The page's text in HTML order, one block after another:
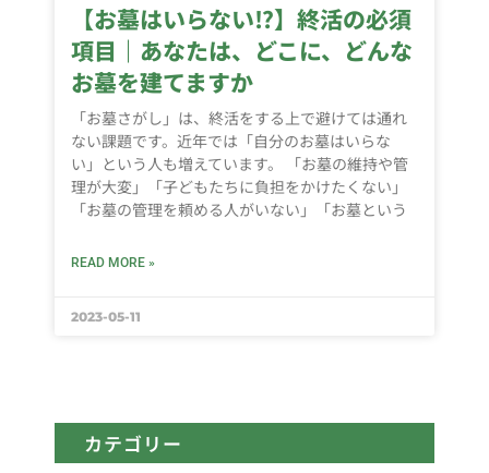
【お墓はいらない⁉】終活の必須
項目｜あなたは、どこに、どんな
お墓を建てますか
「お墓さがし」は、終活をする上で避けては通れ
ない課題です。近年では「自分のお墓はいらな
い」という人も増えています。 「お墓の維持や管
理が大変」「子どもたちに負担をかけたくない」
「お墓の管理を頼める人がいない」「お墓という
READ MORE »
2023-05-11
カテゴリー